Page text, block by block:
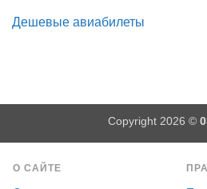
Дешевые авиабилеты
Copyright 2026 ©
О САЙТЕ